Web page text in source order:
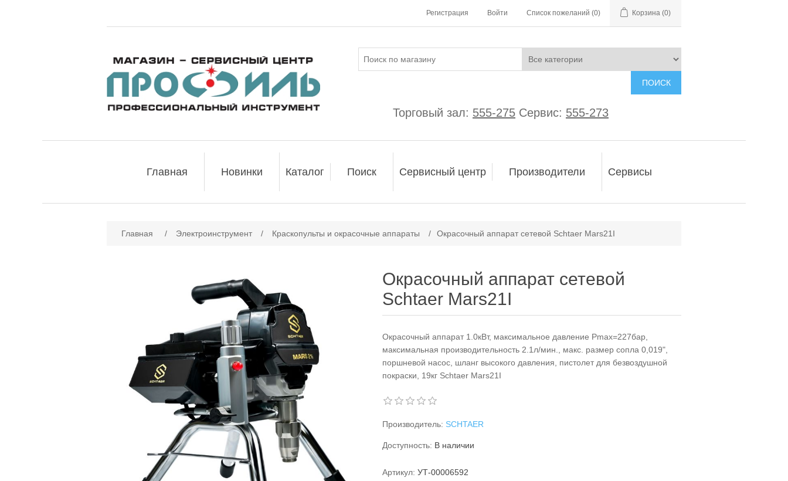
Регистрация Войти Список пожеланий (0) Корзина (0)
ПОИСК
Торговый зал: 555-275 Сервис: 555-273
Главная Новинки Каталог Поиск Сервисный центр Производители Сервисы
Главная / Электроинструмент / Краскопульты и окрасочные аппараты / Окрасочный аппарат сетевой Schtaer Mars21I
Окрасочный аппарат сетевой
Schtaer Mars21I
Окрасочный аппарат 1.0кВт, максимальное давление Pmax=227бар,
максимальная производительность 2.1л/мин., макс. размер сопла 0,019",
поршневой насос, шланг высокого давления, пистолет для безвоздушной
покраски, 19кг Schtaer Mars21I
Производитель: SCHTAER
Доступность: В наличии
Артикул: УТ-00006592